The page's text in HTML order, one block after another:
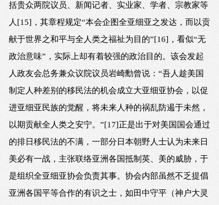
括贵众两院议员、新闻记者、实业家、学者、宗教家等
人 [15] ，其章程规定“本会企图全亚细亚之发达，而以贡
献于世界之和平与全人类之福祉为目的”[16] ，看似“无
政治意味”，实际上却有着较强的政治目的。该会发起
人政友会总务兼众议院议员岩崎勳曾说：“吾人趁美国
制定人种差别的移民法的机会成立大亚细亚协会，以促
进亚细亚民族的觉醒，将未来人种的祸乱防遏于未然，
以期贡献全人类之安宁。”[17] 正是出于对美国国会通过
的排日移民法的不满，一部分日本朝野人士认为未来日
美必有一战，主张联络亚洲各国抵制英、美的威胁，于
是组织全亚细亚协会负责其事。协会内部虽然不乏提倡
亚洲各国平等合作的有识之士，如田中守平（神户大灵